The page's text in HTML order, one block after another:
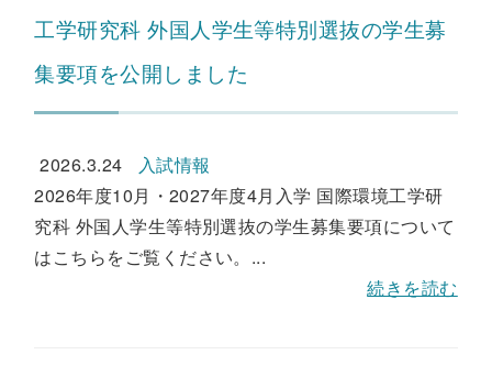
工学研究科 外国人学生等特別選抜の学生募
集要項を公開しました
2026.3.24
入試情報
2026年度10月・2027年度4月入学 国際環境工学研
究科 外国人学生等特別選抜の学生募集要項について
はこちらをご覧ください。...
続きを読む